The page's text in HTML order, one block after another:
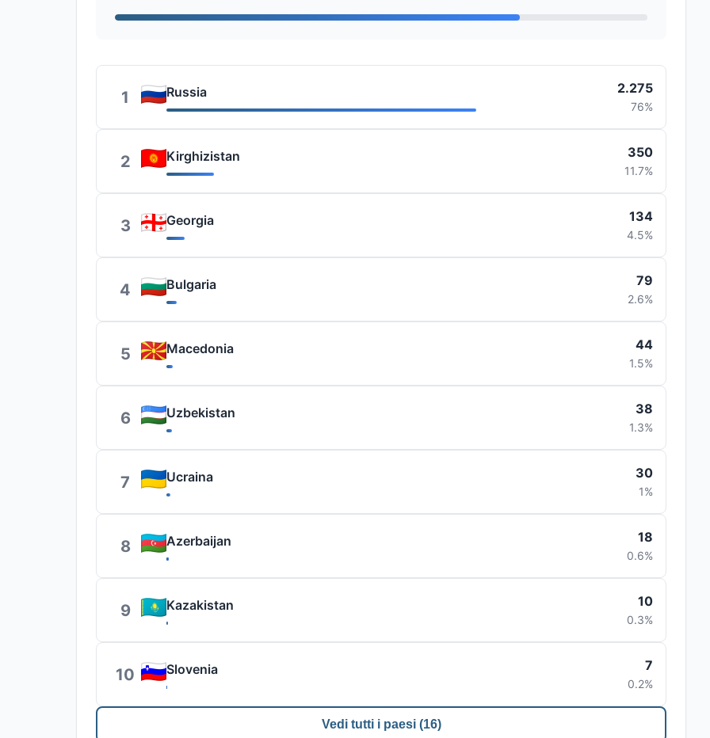
1 Russia 2.275
76%
2 Kirghizistan 350
11.7%
3 Georgia 134
4.5%
4 Bulgaria 79
2.6%
5 Macedonia 44
1.5%
6 Uzbekistan 38
1.3%
7 Ucraina 30
1%
8 Azerbaijan 18
0.6%
9 Kazakistan 10
0.3%
10 Slovenia 7
0.2%
Vedi tutti i paesi (16)